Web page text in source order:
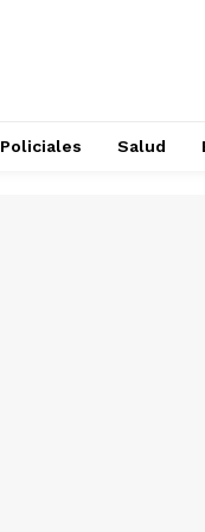
Policiales Salud